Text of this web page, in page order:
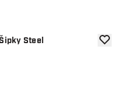
Steel